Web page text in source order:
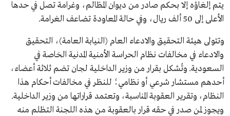
يتم إلغاؤه إلا بحكم صادر من ديوان المظالم، وغرامة تصل في حدها
الأعلى إلى 50 ألف ريال، وفي حالة المعاودة تضاعف الغرامة.
وتتولى هيئة التحقيق والادعاء العام (النيابة العامة)، التحقيق
والادعاء في مخالفات نظام الحراسة الأمنية المدنية الخاصة في
السعودية. وتُشكل بقرار من وزير الداخلية لجان تضم ثلاثة أعضاء،
أحدهم مستشار شرعي أو نظامي؛ للنظر في مخالفات أحكام هذا
النظام، وتقرير العقوبة المناسبة، وتعتمد قراراتها من وزير الداخلية.
ويجوز لمن صدر في حقه قرار بالعقوبة من هذه اللجنة التظلم منه